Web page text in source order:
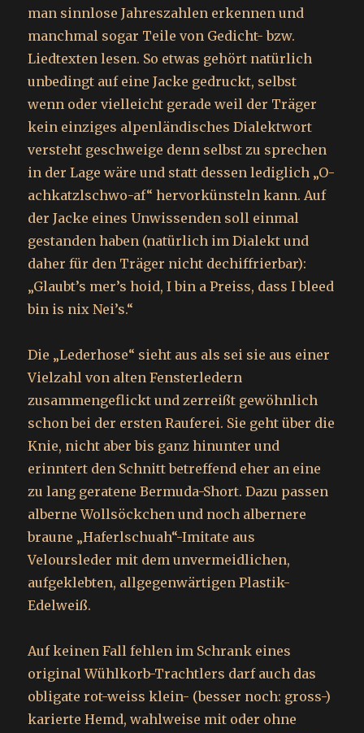
man sinnlose Jahreszahlen erkennen und
manchmal sogar Teile von Gedicht- bzw.
Liedtexten lesen. So etwas gehört natürlich
unbedingt auf eine Jacke gedruckt, selbst
wenn oder vielleicht gerade weil der Träger
kein einziges alpenländisches Dialektwort
versteht geschweige denn selbst zu sprechen
in der Lage wäre und statt dessen lediglich „O-
achkatzlschwo-af“ hervorkünsteln kann. Auf
der Jacke eines Unwissenden soll einmal
gestanden haben (natürlich im Dialekt und
daher für den Träger nicht dechiffrierbar):
„Glaubt’s mer’s hoid, I bin a Preiss, dass I bleed
bin is nix Nei’s.“
Die „Lederhose“ sieht aus als sei sie aus einer
Vielzahl von alten Fensterledern
zusammengeflickt und zerreißt gewöhnlich
schon bei der ersten Rauferei. Sie geht über die
Knie, nicht aber bis ganz hinunter und
erinntert den Schnitt betreffend eher an eine
zu lang geratene Bermuda-Short. Dazu passen
alberne Wollsöckchen und noch albernere
braune „Haferlschuah“-Imitate aus
Veloursleder mit dem unvermeidlichen,
aufgeklebten, allgegenwärtigen Plastik-
Edelweiß.
Auf keinen Fall fehlen im Schrank eines
original Wühlkorb-Trachtlers darf auch das
obligate rot-weiss klein- (besser noch: gross-)
karierte Hemd, wahlweise mit oder ohne